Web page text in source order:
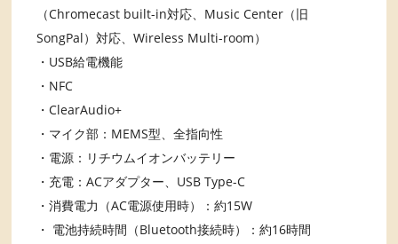
（Chromecast built-in対応、Music Center（旧
SongPal）対応、Wireless Multi-room）
・USB給電機能
・NFC
・ClearAudio+
・マイク部：MEMS型、全指向性
・電源：リチウムイオンバッテリー
・充電：ACアダプター、USB Type-C
・消費電力（AC電源使用時）：約15W
・ 電池持続時間（Bluetooth接続時）：約16時間